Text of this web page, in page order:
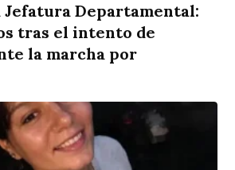
Jefatura Departamental:
tras el intento de
la marcha por